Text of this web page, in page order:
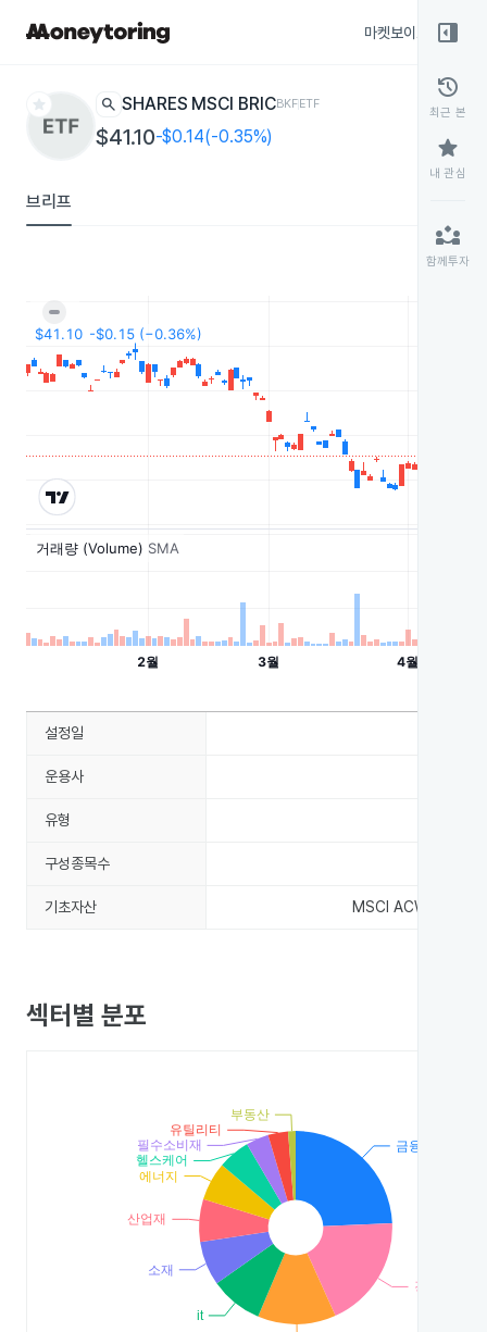
마켓보이스
star search ISHARES MSCI BRICBKFETF
$41.10-$0.14(-0.35%)
브리프
right_panel_open
history
최근 본
star
내 관심
partner_exchange
함께투자